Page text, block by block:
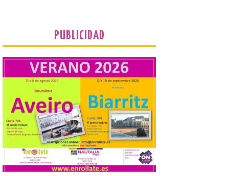
La Universidad de León
distribuye folletos con la
programación del evento
del eclipse solar que
organiza con la ESA y el
Ayuntamiento
7 Ago 2026
Los materiales ya pueden
recogerse gratuitamente
en la Oficina de
Información Turística de
León e incluyen, además
del programa del evento, una guía
práctica con recomendaciones
PUBLICIDAD